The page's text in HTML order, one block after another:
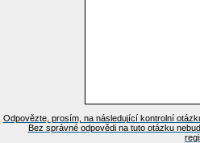
Odpovězte, prosím, na následující kontrolní
Bez správné odpovědi na tuto otázku